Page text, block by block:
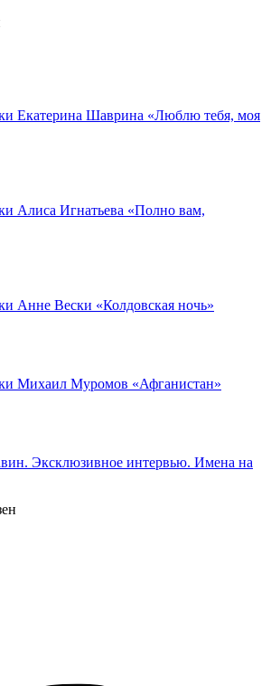
Екатерина Шаврина «Люблю тебя, моя
Алиса Игнатьева «Полно вам,
Анне Вески «Колдовская ночь»
Михаил Муромов «Афганистан»
Эксклюзивное интервью. Имена на